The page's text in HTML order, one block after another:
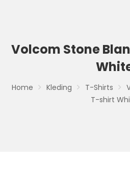
Volcom Stone
Home Kleding T-Shirts
T-shirt